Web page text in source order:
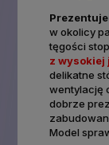
w okolicy
tęgości
z wysokiej
delikatne
wentylację
dobrze
Model